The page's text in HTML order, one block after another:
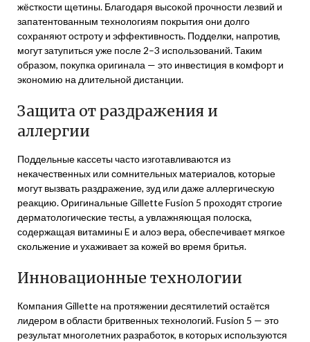
жёсткости щетины. Благодаря высокой прочности лезвий и
запатентованным технологиям покрытия они долго
сохраняют остроту и эффективность. Подделки, напротив,
могут затупиться уже после 2–3 использований. Таким
образом, покупка оригинала — это инвестиция в комфорт и
экономию на длительной дистанции.
Защита от раздражения и
аллергии
Поддельные кассеты часто изготавливаются из
некачественных или сомнительных материалов, которые
могут вызвать раздражение, зуд или даже аллергическую
реакцию. Оригинальные Gillette Fusion 5 проходят строгие
дерматологические тесты, а увлажняющая полоска,
содержащая витамины E и алоэ вера, обеспечивает мягкое
скольжение и ухаживает за кожей во время бритья.
Инновационные технологии
Компания Gillette на протяжении десятилетий остаётся
лидером в области бритвенных технологий. Fusion 5 — это
результат многолетних разработок, в которых используются